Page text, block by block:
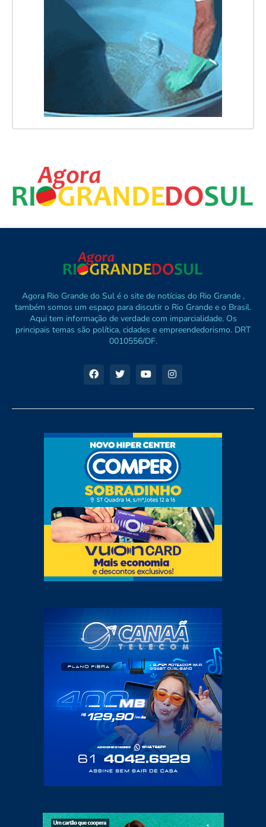
Agora Rio Grande do Sul é o site de notícias do Rio Grande ,
também somos um espaço para discutir o Rio Grande e o Brasil.
Aqui tem informação de verdade com imparcialidade. Os
principais temas são política, cidades e empreendedorismo. DRT
0010556/DF.